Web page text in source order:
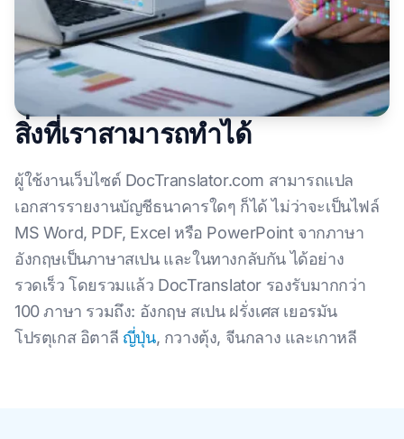
สิ่งที่เราสามารถทำได้
ผู้ใช้งานเว็บไซต์ DocTranslator.com สามารถแปล
เอกสารรายงานบัญชีธนาคารใดๆ ก็ได้ ไม่ว่าจะเป็นไฟล์
MS Word, PDF, Excel หรือ PowerPoint จากภาษา
อังกฤษเป็นภาษาสเปน และในทางกลับกัน ได้อย่าง
รวดเร็ว โดยรวมแล้ว DocTranslator รองรับมากกว่า
100 ภาษา รวมถึง: อังกฤษ สเปน ฝรั่งเศส เยอรมัน
โปรตุเกส อิตาลี ญี่ปุ่น, กวางตุ้ง, จีนกลาง และเกาหลี